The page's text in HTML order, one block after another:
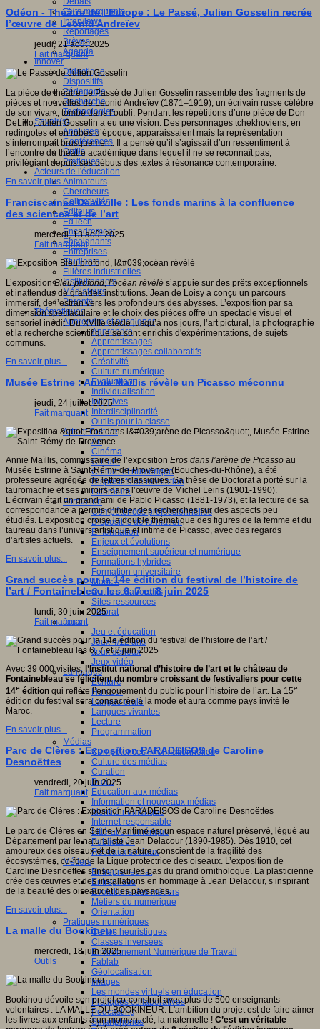
Faits marquants
Interviews
Reportages
Brèves
Agenda
Innover
Didactique
Dispositifs
Pédagogie
Recherche
Technologies
Savoir(s)
Analyses
Conférences
Outils
Pratiques
Acteurs de l'éducation
Animateurs
Chercheurs
Collectivités
Editeurs
EdTech
Encadrement
Enseignants
Entreprises
Etudiants
Filières industrielles
Institutionnels
Médiateurs
Parents
Thématiques
Apprendre et enseigner
Apprendre
Apprentissages
Apprentissages collaboratifs
Créativité
Culture numérique
Evaluations
Individualisation
Initiatives
Interdisciplinarité
Outils pour la classe
Arts et Culture
Art
Cinéma
Culture
Culture et numérique
Dispositifs de médiation
Littérature
Formation
Compétences professionnelles
Dispositifs de formation
E- formation
Enjeux et évolutions
Enseignement supérieur et numérique
Formations hybrides
Formation universitaire
Mooc’s
Outils collaboratifs
Sites ressources
Tutorat
Jeux
Jeu et éducation
Jeux 4/12 ans
Jeux sérieux
Jeux vidéo
Langages
Ecriture
Humour
Langue orale
Langues vivantes
Lecture
Programmation
Médias
Compétences informationnelles
Culture des médias
Curation
Droits
Education aux médias
Information et nouveaux médias
Identité numérique
Internet responsable
Littératie numérique
Publication
Réseaux sociaux
Métiers
Entrepreneuriat
Entreprises
Evolutions des métiers
Métiers du numérique
Orientation
Pratiques numériques
Cartes heuristiques
Classes inversées
Environnement Numérique de Travail
Fablab
Géolocalisation
Images
Les mondes virtuels en éducation
Pratiques collaboratives
Podcasting
Smartphones
Odéon - Théâtre de l’Europe : Le Passé, Julien Gosselin recrée
l’œuvre de Leonid Andreïev
jeudi, 21 août 2025
Fait marquant
La pièce de théâtre Le Passé de Julien Gosselin rassemble des fragments de
pièces et nouvelles de Leonid Andreïev (1871–1919), un écrivain russe célèbre
de son vivant, tombé dans l’oubli. Pendant les répétitions d’une pièce de Don
DeLillo, Julien Gosselin a eu une vision. Des personnages tchekhoviens, en
redingotes et en robes d’époque, apparaissaient mais la représentation
s’interrompait brusquement. Il a pensé qu’il s’agissait d’un ressentiment à
l’encontre du théâtre académique dans lequel il ne se reconnaît pas,
privilégiant depuis ses débuts des textes à résonance contemporaine.
En savoir plus...
Franciscaines Deauville : Les fonds marins à la confluence
des sciences et de l’art
mercredi, 13 août 2025
Fait marquant
L’expositionBleu profond, l’océan révélé s’appuie sur des prêts exceptionnels
et inattendus de grandes institutions. Jean de Loisy a conçu un parcours
immersif, de l’estran vers les profondeurs des abysses. L’exposition par sa
dimension spectaculaire et le choix des pièces offre un spectacle visuel et
sensoriel inédit. Du XVIIIe siècle jusqu’à nos jours, l’art pictural, la photographie
et la recherche scientifique se sont enrichis d'expérimentations, de sujets
communs.
En savoir plus...
Musée Estrine : Annie Maïllis révèle un Picasso méconnu
jeudi, 24 juillet 2025
Fait marquant
Annie Maïllis, commissaire de l’exposition Eros dans l’arène de Picasso au
Musée Estrine à Saint-Rémy-de-Provence (Bouches-du-Rhône), a été
professeure agrégée de lettres classiques. Sa thèse de Doctorat a porté sur la
tauromachie et ses miroirs dans l’œuvre de Michel Leiris (1901-1990).
L’écrivain était un grand ami de Pablo Picasso (1881-1973), et la lecture de sa
correspondance a permis d’initier des recherches sur des aspects peu
étudiés. L’exposition croise la double thématique des figures de la femme et du
taureau dans l’univers artistique et intime de Picasso, avec des regards
d’artistes actuels.
En savoir plus...
Grand succès pour la 14e édition du festival de l’histoire de
l’art / Fontainebleau les 6, 7 et 8 juin 2025
lundi, 30 juin 2025
Fait marquant
Avec 39 000 visites,l’Institut national d’histoire de l’art et le château de
Fontainebleau se félicitent du nombre croissant de festivaliers pour cette
14e édition qui reflète l’engouement du public pour l’histoire de l’art. La 15e
édition du festival sera consacrée à la mode et aura comme pays invité le
Maroc.
En savoir plus...
Parc de Clères : Exposition PARADEISOS de Caroline
Desnoëttes
vendredi, 20 juin 2025
Fait marquant
Le parc de Clères en Seine-Maritime est un espace naturel préservé, légué au
Département par le naturaliste Jean Delacour (1890-1985). Dès 1910, cet
amoureux des oiseaux et de la nature, conscient de la fragilité des
écosystèmes, co-fonde la Ligue protectrice des oiseaux. L’exposition de
Caroline Desnoëttes s’inscrit sur les pas du grand ornithologue. La plasticienne
crée des œuvres et des installations en hommage à Jean Delacour, s’inspirant
de la beauté des oiseaux et des paysages.
En savoir plus...
La malle du Bookineur
mercredi, 18 juin 2025
Outils
Bookinou dévoile son projet co-construit avec plus de 500 enseignants
volontaires : LA MALLE DU BOOKINEUR. L'ambition du projet est de faire aimer
les livres aux enfants à un moment clé, la maternelle ! C’est un véritable